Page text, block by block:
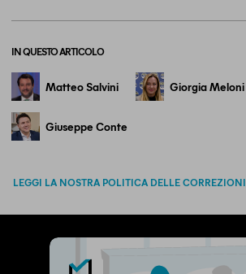
IN QUESTO ARTICOLO
Matteo Salvini Giorgia Meloni
Giuseppe Conte
LEGGI LA NOSTRA POLITICA DELLE CORREZIONI